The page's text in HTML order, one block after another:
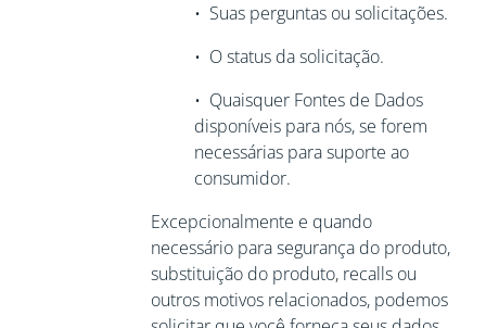
• Suas perguntas ou solicitações.
• O status da solicitação.
• Quaisquer Fontes de Dados
disponíveis para nós, se forem
necessárias parasuporte ao
consumidor.
Excepcionalmente e quando
necessário para segurança do produto,
substituição do produto, recalls ou
outros motivos relacionados, podemos